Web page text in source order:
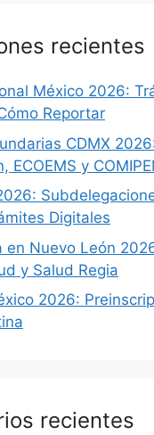
recientes
México 2026:
Reportar
CDMX
ECOEMS y
Digitales
en Nuevo León
y Salud Regia
2026:
recientes